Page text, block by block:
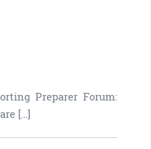
Preparer Forum:
[…]